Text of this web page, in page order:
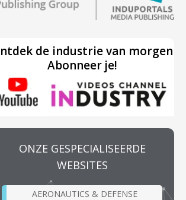
de industrie van morgen
Abonneer je!
ONZE GESPECIALISEERDE
WEBSITES
AERONAUTICS & DEFENSE